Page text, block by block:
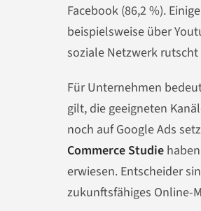
Facebook (86,2 %).
beispielsweise über
soziale Netzwerk
Für Unternehmen
gilt, die geeigneten
noch auf Google Ads
Commerce Studie
erwiesen. Entscheider
zukunftsfähiges Online-